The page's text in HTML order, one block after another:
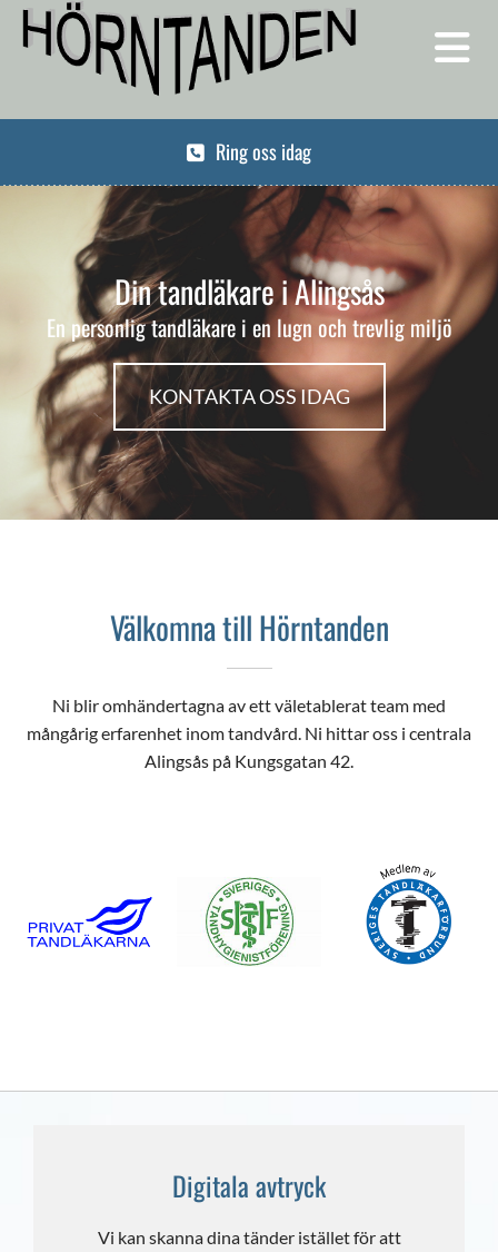
Ring oss idag
Din tandläkare i Alingsås
En personlig tandläkare i en lugn och trevlig miljö
KONTAKTA OSS IDAG
Välkomna till Hörntanden
Ni blir omhändertagna av ett väletablerat team med
mångårig erfarenhet inom tandvård. Ni hittar oss i centrala
Alingsås på Kungsgatan 42.
Digitala avtryck
Vi kan skanna dina tänder istället för att